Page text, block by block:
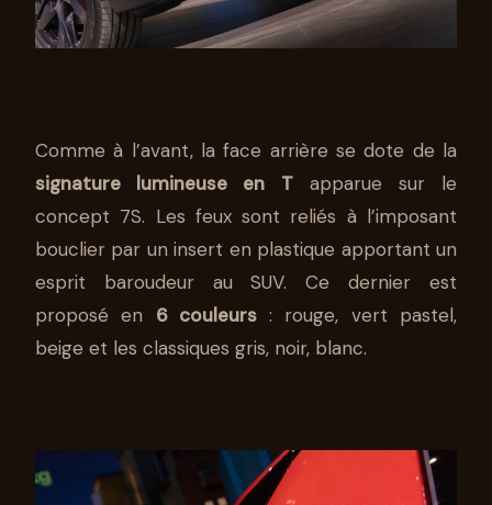
Comme à l’avant, la face arrière se dote de la
signature lumineuse en Tapparue sur le
concept 7S. Les feux sont reliés à l’imposant
bouclier par un insert en plastique apportant un
esprit baroudeur au SUV. Ce dernier est
proposé en 6 couleurs: rouge, vert pastel,
beige et les classiques gris, noir, blanc.